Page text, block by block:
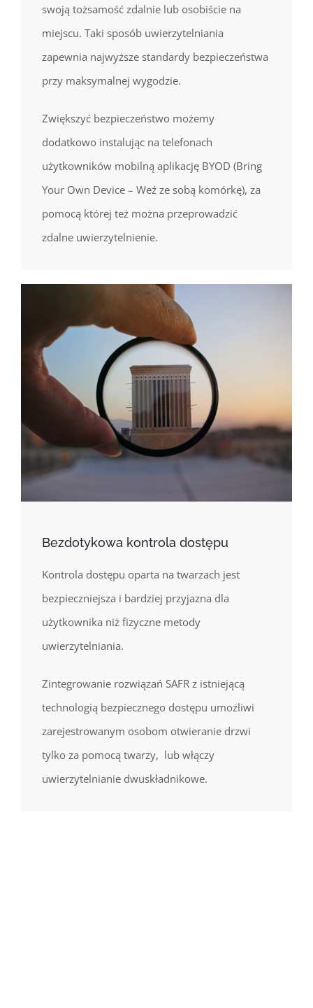
swoją tożsamość zdalnie lub osobiście na
miejscu. Taki sposób uwierzytelniania
zapewnia najwyższe standardy bezpieczeństwa
przy maksymalnej wygodzie.
Zwiększyć bezpieczeństwo możemy
dodatkowo instalując na telefonach
użytkowników mobilną aplikację BYOD (Bring
Your Own Device – Weź ze sobą komórkę), za
pomocą której też można przeprowadzić
zdalne uwierzytelnienie.
Bezdotykowa kontrola dostępu
Kontrola dostępu oparta na twarzach jest
bezpieczniejsza i bardziej przyjazna dla
użytkownika niż fizyczne metody
uwierzytelniania.
Zintegrowanie rozwiązań SAFR z istniejącą
technologią bezpiecznego dostępu umożliwi
zarejestrowanym osobom otwieranie drzwi
tylko za pomocą twarzy, lub włączy
uwierzytelnianie dwuskładnikowe.